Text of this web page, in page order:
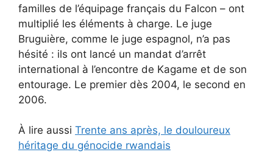
familles de l’équipage français du Falcon – ont
multiplié les éléments à charge. Le juge
Bruguière, comme le juge espagnol, n’a pas
hésité : ils ont lancé un mandat d’arrêt
international à l’encontre de Kagame et de son
entourage. Le premier dès 2004, le second en
2006.
À lire aussi Trente ans après, le douloureux
héritage du génocide rwandais